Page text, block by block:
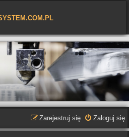
Zaloguj się
Zarejestruj się